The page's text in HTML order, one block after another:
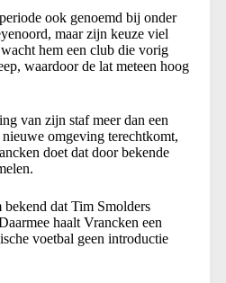
ook genoemd bij onder
maar zijn keuze viel
hem een club die vorig
waardoor de lat meteen hoog
van zijn staf meer dan een
omgeving terechtkomt,
doet dat door bekende
bekend dat Tim Smolders
haalt Vrancken een
voetbal geen introductie